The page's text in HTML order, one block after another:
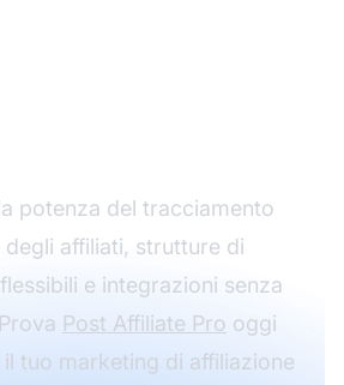
potenza del tracciamento
degli affiliati, strutture di
e integrazioni senza
Post Affiliate Pro oggi
tuo marketing di affiliazione